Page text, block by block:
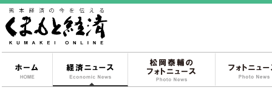
経済ニュース